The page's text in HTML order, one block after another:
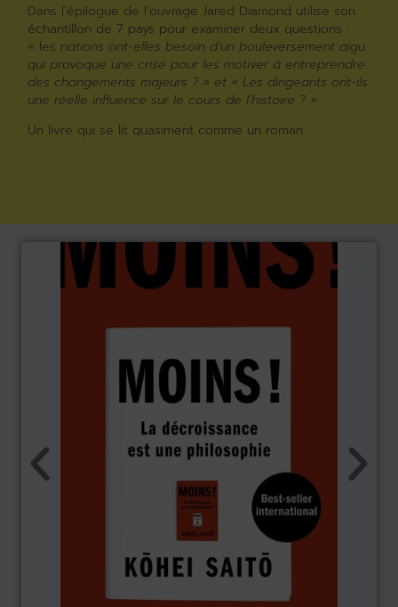
Dans l’épilogue de l’ouvrage Jared Diamond utilise son
échantillon de 7 pays pour examiner deux questions :
« les nations ont-elles besoin d’un bouleversement aigu
qui provoque une crise pour les motiver à entreprendre
des changements majeurs ? » et « Les dirigeants ont-ils
une réelle influence sur le cours de l’histoire ? ».
Un livre qui se lit quasiment comme un roman.